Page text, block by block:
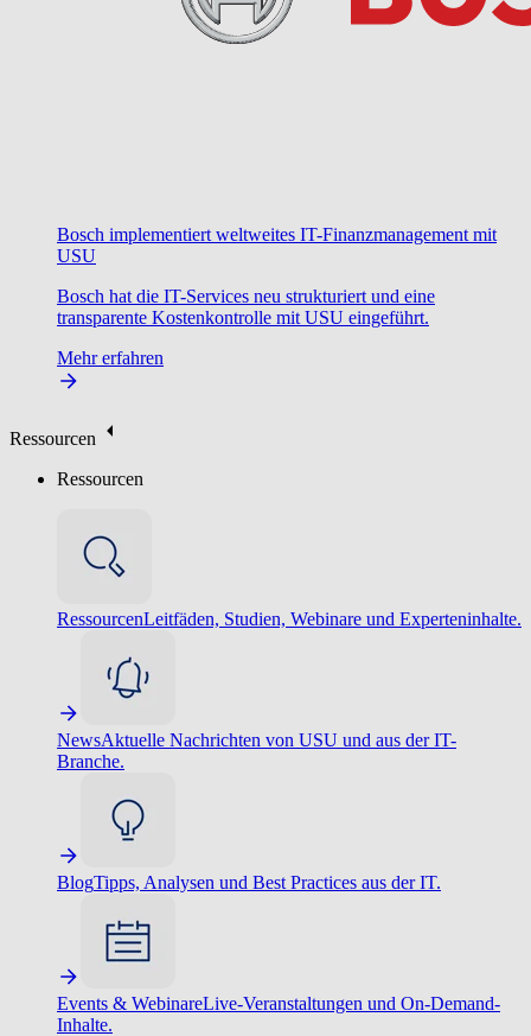
Bosch implementiert weltweites IT-Finanzmanagement mit
USU
Bosch hat die IT-Services neu strukturiert und eine
transparente Kostenkontrolle mit USU eingeführt.
Mehr erfahren
Ressourcen
Ressourcen
RessourcenLeitfäden, Studien, Webinare und Experteninhalte.
NewsAktuelle Nachrichten von USU und aus der IT-
Branche.
BlogTipps, Analysen und Best Practices aus der IT.
Events & WebinareLive-Veranstaltungen und On-Demand-
Inhalte.